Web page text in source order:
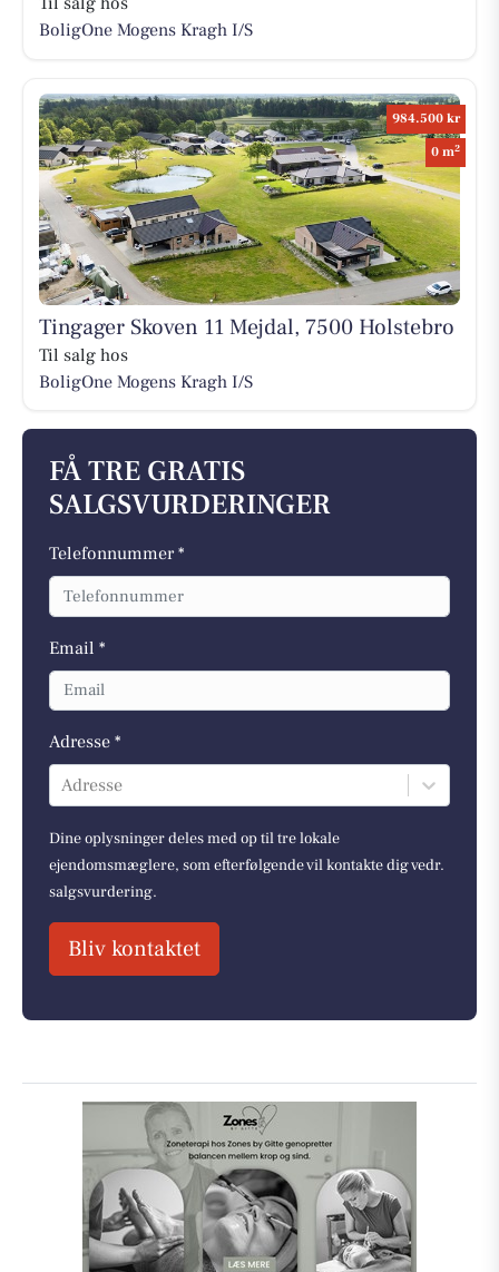
BoligOne Mogens Kragh I/S
984.500 kr
0 m2
Tingager Skoven 11 Mejdal, 7500 Holstebro
Til salg hos
BoligOne Mogens Kragh I/S
FÅ TRE GRATIS
SALGSVURDERINGER
Telefonnummer *
Email *
Adresse *
Adresse
Dine oplysninger deles med op til tre lokale
ejendomsmæglere, som efterfølgende vil kontakte dig vedr.
salgsvurdering.
Bliv kontaktet